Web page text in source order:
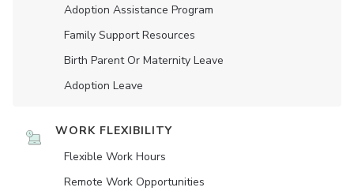
Adoption Assistance Program
Family Support Resources
Birth Parent Or Maternity Leave
Adoption Leave
WORK FLEXIBILITY
Flexible Work Hours
Remote Work Opportunities